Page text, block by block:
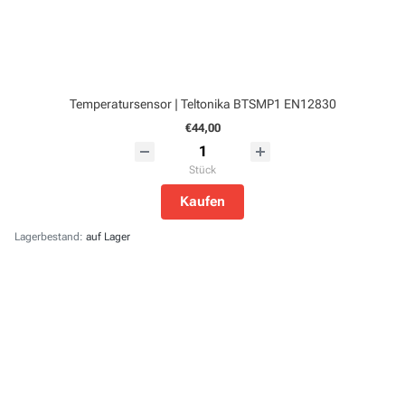
Temperatursensor | Teltonika BTSMP1 EN12830
€44,00
Stück
Kaufen
Lagerbestand: auf Lager